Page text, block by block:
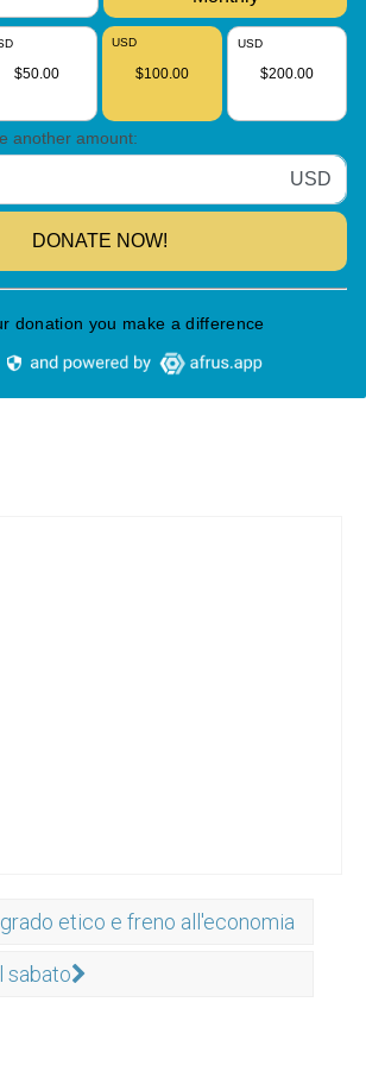
etico e freno all'economia
sabato